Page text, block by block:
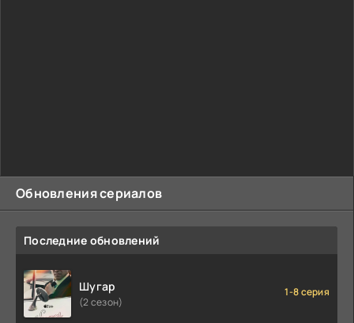
Обновления сериалов
Последние обновлений
Шугар
(2 сезон)
1-8 серия